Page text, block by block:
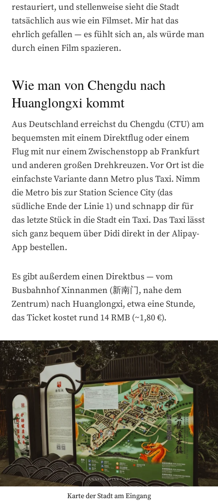
restauriert, und stellenweise sieht die Stadt
tatsächlich aus wie ein Filmset. Mir hat das
ehrlich gefallen — es fühlt sich an, als würde man
durch einen Film spazieren.
Wie man von Chengdu nach
Huanglongxi kommt
Aus Deutschland erreichst du Chengdu (CTU) am
bequemsten mit einem Direktflug oder einem
Flug mit nur einem Zwischenstopp ab Frankfurt
und anderen großen Drehkreuzen. Vor Ort ist die
einfachste Variante dann Metro plus Taxi. Nimm
die Metro bis zur Station Science City (das
südliche Ende der Linie 1) und schnapp dir für
das letzte Stück in die Stadt ein Taxi. Das Taxi lässt
sich ganz bequem über Didi direkt in der Alipay-
App bestellen.
Es gibt außerdem einen Direktbus — vom
Busbahnhof Xinnanmen (新南门, nahe dem
Zentrum) nach Huanglongxi, etwa eine Stunde,
das Ticket kostet rund 14 RMB (~1,80 €).
Karte der Stadt am Eingang